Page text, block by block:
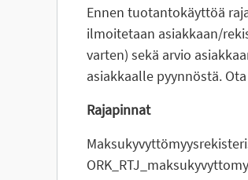
Ennen tuotantokäyttöä
ilmoitetaan asiakkaan/
varten) sekä arvio
asiakkaalle pyynnöstä.
Rajapinnat